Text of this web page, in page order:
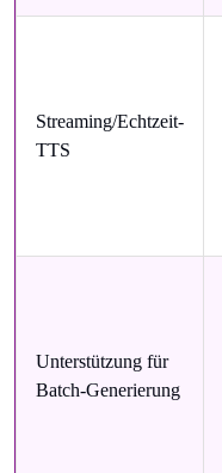
Streaming/Echtzeit-
TTS
Unterstützung für
Batch-Generierung